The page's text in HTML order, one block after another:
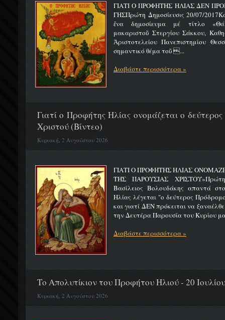
ΓΙΑΤΙ Ο ΠΡΟΦΗΤΗΣ ΗΛΙΑΣ ΔΕΝ
ΓΗΣΠρώτη Δημοσίευσις 20/07/
ἕνα δημοσίευμα μέ τίτλο
μακαριστοῦ Στεργίου Σάκκου,
Ἀριστοτελείου Πανεπιστημίου
σημαντικό θέμα τοῦ ...
Διαβάστε περισσότερα »
Γιατί ο Προφήτης Ηλίας ονομάζεται ο
Χριστού (Βίντεο)
Κυριακή, 2 Αυγούστου 2026
ΓΙΑΤΙ Ο ΠΡΟΦΗΤΗΣ ΗΛΙΑΣ
ΤΗΣ ΠΑΡΟΥΣΙΑΣ
Βασίλειος Βολουδάκης απαντά
Ηλίας λέγεται "ο δεύτερος
και γιατί ΔΕΝ πρόκειται να
την Δευτέρα Παρουσία του Κυρίου
Διαβάστε περισσότερα »
Το Απολυτίκιον του Προφήτου Ηλιού - 20 Ιουλίου
Κυριακή, 2 Αυγούστου 2026